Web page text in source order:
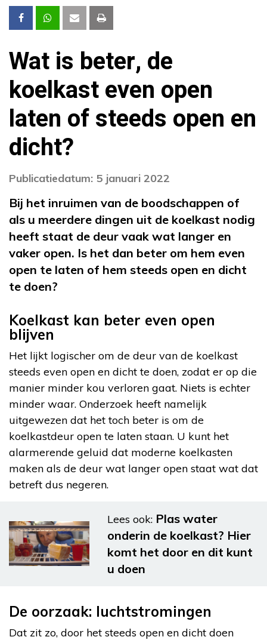
Wat is beter, de
koelkast even open
laten of steeds open en
dicht?
Publicatiedatum: 5 januari 2022
Bij het inruimen van de boodschappen of
als u meerdere dingen uit de koelkast nodig
heeft staat de deur vaak wat langer en
vaker open. Is het dan beter om hem even
open te laten of hem steeds open en dicht
te doen?
Koelkast kan beter even open
blijven
Het lijkt logischer om de deur van de koelkast
steeds even open en dicht te doen, zodat er op die
manier minder kou verloren gaat. Niets is echter
minder waar. Onderzoek heeft namelijk
uitgewezen dat het toch beter is om de
koelkastdeur open te laten staan. U kunt het
alarmerende geluid dat moderne koelkasten
maken als de deur wat langer open staat wat dat
betreft dus negeren.
Lees ook: Plas water
onderin de koelkast? Hier
komt het door en dit kunt
u doen
De oorzaak: luchtstromingen
Dat zit zo, door het steeds open en dicht doen